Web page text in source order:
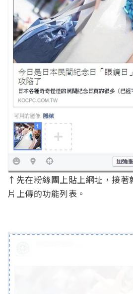
↑先在粉絲團上貼上網址，接著
片上傳的功能列表。